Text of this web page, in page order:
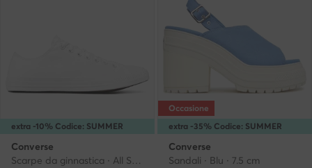
extra -10% Codice: SUMMER
Converse
Scarpe da ginnastica · All Star · Bianco
extra -35% Codice: SUMMER
Occasione
Converse
Sandali · Blu · 7.5 cm